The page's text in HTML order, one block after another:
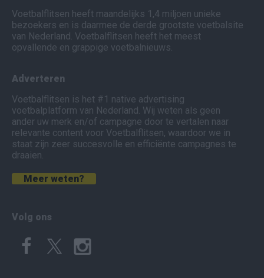
Voetbalflitsen heeft maandelijks 1,4 miljoen unieke
bezoekers en is daarmee de derde grootste voetbalsite
van Nederland. Voetbalflitsen heeft het meest
opvallende en grappige voetbalnieuws.
Adverteren
Voetbalflitsen is het #1 native advertising
voetbalplatform van Nederland. Wij weten als geen
ander uw merk en/of campagne door te vertalen naar
relevante content voor Voetbalflitsen, waardoor we in
staat zijn zeer succesvolle en efficiënte campagnes te
draaien.
Meer weten?
Volg ons